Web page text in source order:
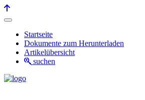
Startseite
Dokumente zum Herunterladen
Artikelübersicht
suchen